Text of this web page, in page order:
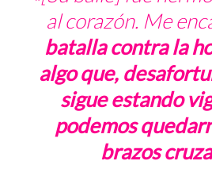
al corazón. Me
batalla contra la
algo que,
sigue estando
podemos
brazos